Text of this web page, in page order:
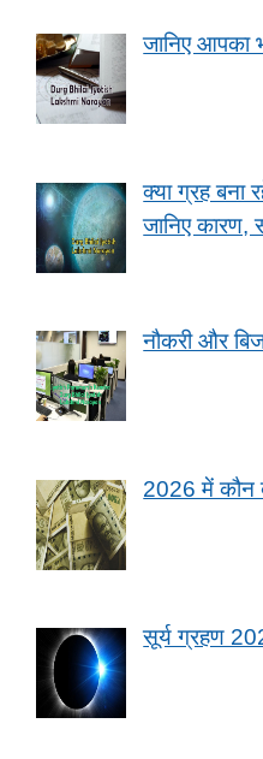
जानिए आपका
क्या ग्रह बना
जानिए
नौकरी और
2026 में कौन
सूर्य ग्रहण